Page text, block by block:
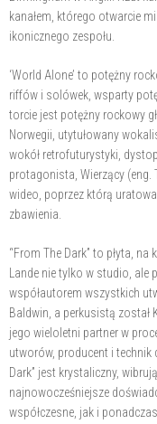
kanałem, którego otwarcie
ikonicznego zespołu.
‘World Alone’ to potężny
riffów i solówek, wsparty
torcie jest potężny rockowy
Norwegii, utytułowany
wokół retrofuturystyki,
protagonista, Wierzący (eng.
wideo, poprzez którą
zbawienia.
“From The Dark” to płyta,
Lande nie tylko w studio, ale
współautorem wszystkich
Baldwin, a perkusistą został
jego wieloletni partner w
utworów, producent i technik
Dark” jest krystaliczny,
najnowocześniejsze
współczesne, jak i